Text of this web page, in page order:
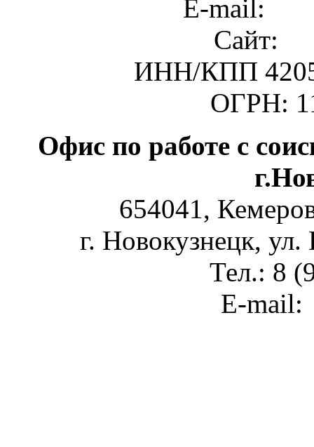
E-mail:
Сайт:
ИНН/КПП
ОГРН:
Офис по работе с
654041,
г. Новокузнецк,
Тел.: 8
E-mail: